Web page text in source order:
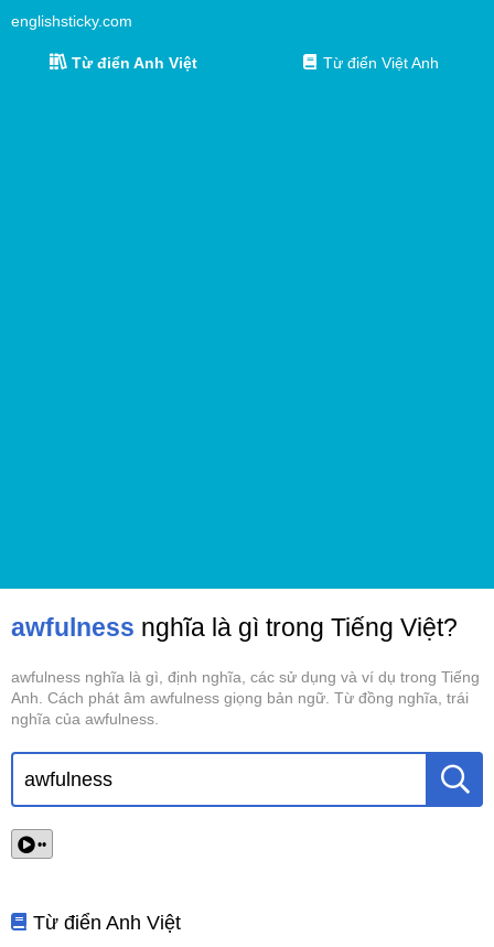
englishsticky.com
Từ điển Anh Việt Từ điển Việt Anh
awfulness nghĩa là gì trong Tiếng Việt?
awfulness nghĩa là gì, định nghĩa, các sử dụng và ví dụ trong Tiếng
Anh. Cách phát âm awfulness giọng bản ngữ. Từ đồng nghĩa, trái
nghĩa của awfulness.
••
Từ điển Anh Việt